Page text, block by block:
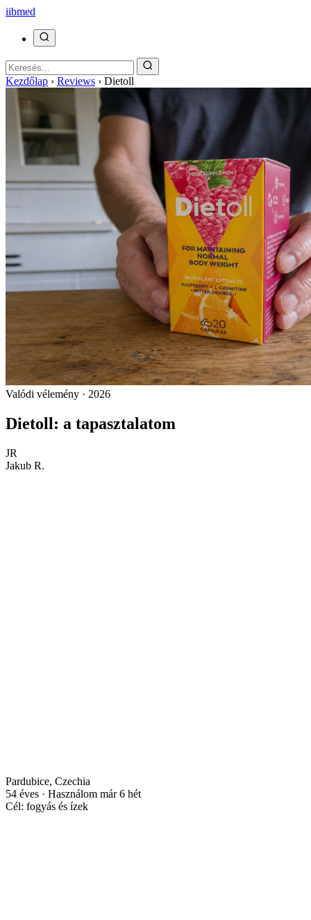
iibmed
Kezdőlap › Reviews › Dietoll
Valódi vélemény · 2026
Dietoll: a tapasztalatom
JR
Jakub R.
Pardubice, Czechia
54 éves · Használom már 6 hét
Cél: fogyás és ízek